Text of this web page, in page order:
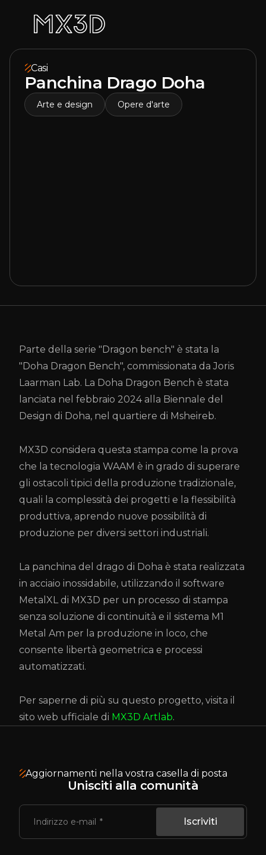
Casi
Panchina Drago Doha
Arte e design Opere d'arte
Parte della serie "Dragon bench" è stata la
"Doha Dragon Bench", commissionata da Joris
Laarman Lab. La Doha Dragon Bench è stata
lanciata nel febbraio 2024 alla Biennale del
Design di Doha, nel quartiere di Msheireb.
MX3D considera questa stampa come la prova
che la tecnologia WAAM è in grado di superare
gli ostacoli tipici della produzione tradizionale,
quali la complessità dei progetti e la flessibilità
produttiva, aprendo nuove possibilità di
produzione per diversi settori industriali.
La panchina del drago di Doha è stata realizzata
in acciaio inossidabile, utilizzando il software
MetalXL di MX3D per un processo di stampa
senza soluzione di continuità e il sistema M1
Metal Am per la produzione in loco, che
consente libertà geometrica e processi
automatizzati.
Per saperne di più su questo progetto, visita il
sito web ufficiale di MX3D Artlab.
Aggiornamenti nella vostra casella di posta
Unisciti alla comunità
Indirizzo e-mail Iscriviti